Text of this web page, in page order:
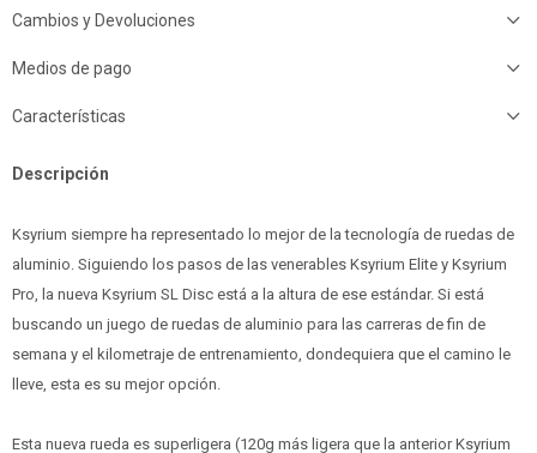
Cambios y Devoluciones
Medios de pago
Características
Descripción
Ksyrium siempre ha representado lo mejor de la tecnología de ruedas de
aluminio. Siguiendo los pasos de las venerables Ksyrium Elite y Ksyrium
Pro, la nueva Ksyrium SL Disc está a la altura de ese estándar. Si está
buscando un juego de ruedas de aluminio para las carreras de fin de
semana y el kilometraje de entrenamiento, dondequiera que el camino le
lleve, esta es su mejor opción.
Esta nueva rueda es superligera (120g más ligera que la anterior Ksyrium